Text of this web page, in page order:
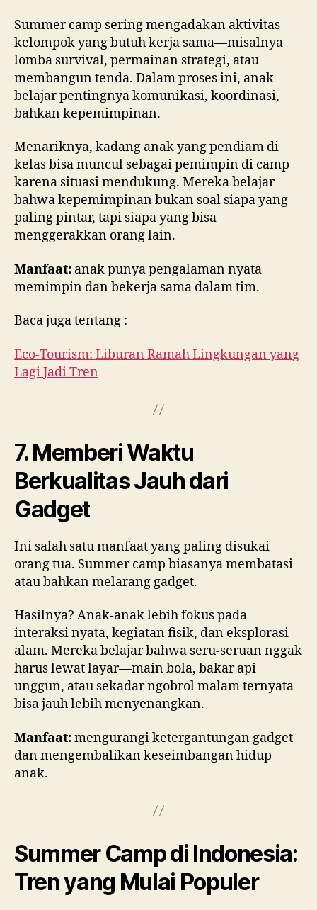
Summer camp sering mengadakan aktivitas
kelompok yang butuh kerja sama—misalnya
lomba survival, permainan strategi, atau
membangun tenda. Dalam proses ini, anak
belajar pentingnya komunikasi, koordinasi,
bahkan kepemimpinan.
Menariknya, kadang anak yang pendiam di
kelas bisa muncul sebagai pemimpin di camp
karena situasi mendukung. Mereka belajar
bahwa kepemimpinan bukan soal siapa yang
paling pintar, tapi siapa yang bisa
menggerakkan orang lain.
Manfaat: anak punya pengalaman nyata
memimpin dan bekerja sama dalam tim.
Baca juga tentang :
Eco-Tourism: Liburan Ramah Lingkungan yang
Lagi Jadi Tren
7. Memberi Waktu
Berkualitas Jauh dari
Gadget
Ini salah satu manfaat yang paling disukai
orang tua. Summer camp biasanya membatasi
atau bahkan melarang gadget.
Hasilnya? Anak-anak lebih fokus pada
interaksi nyata, kegiatan fisik, dan eksplorasi
alam. Mereka belajar bahwa seru-seruan nggak
harus lewat layar—main bola, bakar api
unggun, atau sekadar ngobrol malam ternyata
bisa jauh lebih menyenangkan.
Manfaat:mengurangi ketergantungan gadget
dan mengembalikan keseimbangan hidup
anak.
Summer Camp di Indonesia:
Tren yang Mulai Populer